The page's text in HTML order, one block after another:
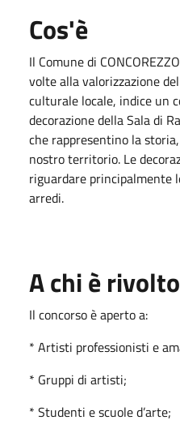
Cos'è
Il Comune di
volte alla valorizzazione
culturale locale, indice un
decorazione della Sala di
che rappresentino la
nostro territorio. Le
riguardare principalmente
arredi.
A chi è rivolto
Il concorso è aperto a:
* Artisti professionisti e
* Gruppi di artisti;
* Studenti e scuole d’arte;